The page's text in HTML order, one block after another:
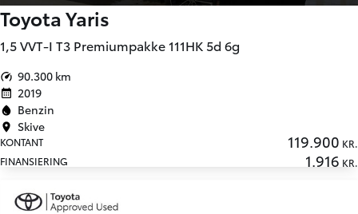
Toyota Yaris
1,5 VVT-I T3 Premiumpakke 111HK 5d 6g
90.300 km
2019
Benzin
Skive
KONTANT 119.900 KR.
FINANSIERING
1.916 KR.